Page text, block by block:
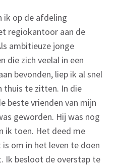
ik op de afdeling
regiokantoor aan de
ambitieuze jonge
die zich veelal in een
bevonden, liep ik al snel
thuis te zitten. In die
beste vrienden van mijn
geworden. Hij was nog
ik toen. Het deed me
om in het leven te doen
Ik besloot de overstap te